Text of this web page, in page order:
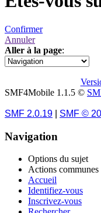
Confirmer
Annuler
Aller à la page:
1
SMF4Mobile 1.1.5 ©
SMF 2.0.19 SMF ©
Navigation
Options du sujet
Actions communes
Accueil
Identifiez-vous
Inscrivez-vous